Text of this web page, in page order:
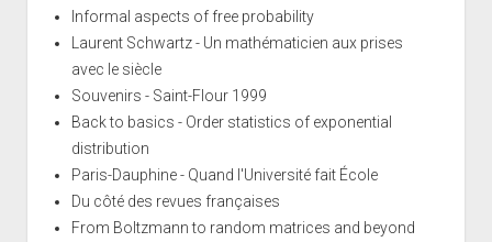
Informal aspects of free probability
Laurent Schwartz - Un mathématicien aux prises
avec le siècle
Souvenirs - Saint-Flour 1999
Back to basics - Order statistics of exponential
distribution
Paris-Dauphine - Quand l'Université fait École
Du côté des revues françaises
From Boltzmann to random matrices and beyond